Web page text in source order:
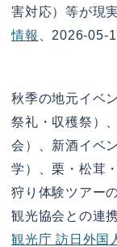
害対応）等が現
情報
、2026-05-
秋季の地元イベ
祭礼・収穫祭）
会）、新酒イベ
学）、栗・松茸
狩り体験ツアー
観光協会との連
観光庁 訪日外国